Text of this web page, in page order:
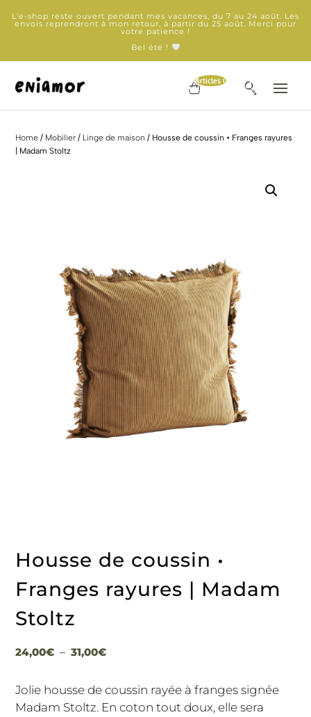
L'e-shop reste ouvert pendant mes vacances, du 7 au 24 août. Les
envois reprendront à mon retour, à partir du 25 août. Merci pour
votre patience !
Bel été !
Articles 0
Home / Mobilier / Linge de maison / Housse de coussin • Franges rayures
| Madam Stoltz
Housse de coussin •
Franges rayures | Madam
Stoltz
24,00€ – 31,00€Plage
prix :
24,00€
Jolie housse de coussin rayée à franges signée
Madam Stoltz. En coton tout doux, elle sera